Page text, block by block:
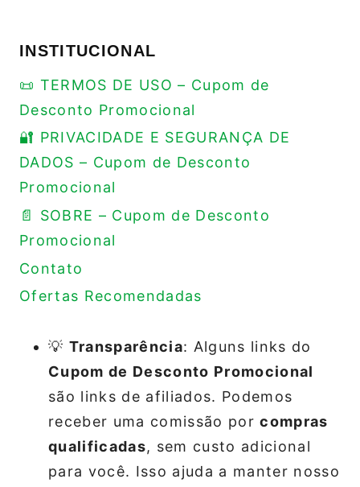
INSTITUCIONAL
📜 TERMOS DE USO – Cupom de
Desconto Promocional
🔐 PRIVACIDADE E SEGURANÇA DE
DADOS – Cupom de Desconto
Promocional
📄 SOBRE – Cupom de Desconto
Promocional
Contato
Ofertas Recomendadas
💡 Transparência: Alguns links do
Cupom de Desconto Promocional
são links de afiliados. Podemos
receber uma comissão porcompras
qualificadas, sem custo adicional
para você. Isso ajuda a manter nosso